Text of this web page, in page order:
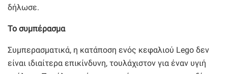
δήλωσε.
Το συμπέρασμα
Συμπερασματικά, η κατάποση ενός κεφαλιού Lego δεν
είναι ιδιαίτερα επικίνδυνη, τουλάχιστον για έναν υγιή